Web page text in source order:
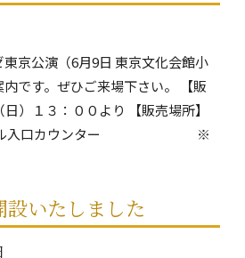
京公演（6月9日 東京文化会館小
です。ぜひご来場下さい。 【販
）１３：００より 【販売場所】
ホール入口カウンター ※
いたしました